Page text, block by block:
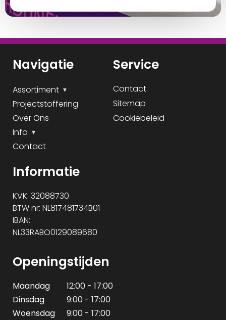
Navigatie
Assortiment
Projectstoffering
Over Ons
Info
Contact
Service
Contact
Sitemap
Cookiebeleid
Informatie
KVK: 32088730
BTW nr: NL817481734B01
IBAN:
NL33RABO0129089680
Openingstijden
Maandag
12:00 - 17:00
Dinsdag
9:00 - 17:00
Woensdag
9:00 - 17:00